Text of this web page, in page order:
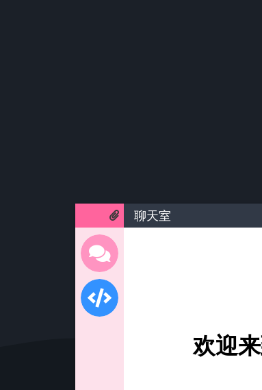
聊天室
欢迎